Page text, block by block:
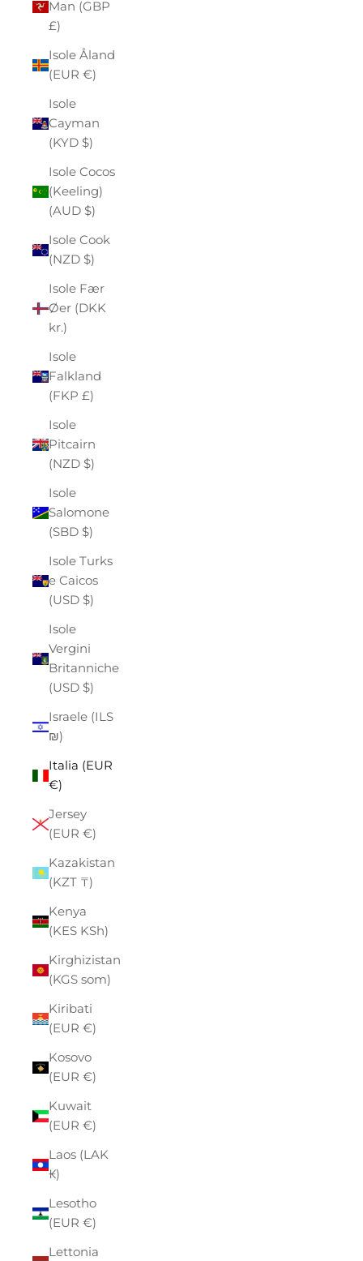
Man (GBP
£)
Isole Åland
(EUR €)
Isole
Cayman
(KYD $)
Isole Cocos
(Keeling)
(AUD $)
Isole Cook
(NZD $)
Isole Fær
Øer (DKK
kr.)
Isole
Falkland
(FKP £)
Isole
Pitcairn
(NZD $)
Isole
Salomone
(SBD $)
Isole Turks
e Caicos
(USD $)
Isole
Vergini
Britanniche
(USD $)
Israele (ILS
₪)
Italia (EUR
€)
Jersey
(EUR €)
Kazakistan
(KZT ₸)
Kenya
(KES KSh)
Kirghizistan
(KGS som)
Kiribati
(EUR €)
Kosovo
(EUR €)
Kuwait
(EUR €)
Laos (LAK
₭)
Lesotho
(EUR €)
Lettonia